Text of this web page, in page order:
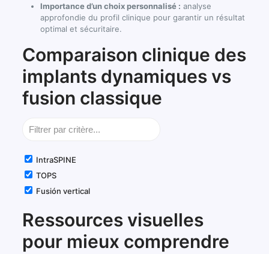
Importance d’un choix personnalisé : analyse
approfondie du profil clinique pour garantir un résultat
optimal et sécuritaire.
Comparaison clinique des
implants dynamiques vs
fusion classique
IntraSPINE
TOPS
Fusión vertical
comparatif
des
critères
des
Ressources visuelles
pour mieux comprendre